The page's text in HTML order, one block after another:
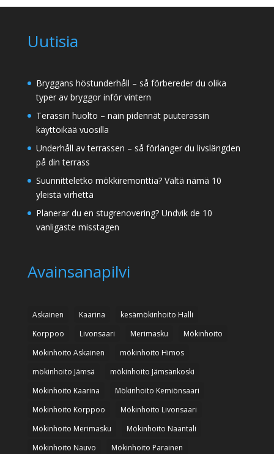
Uutisia
Bryggans höstunderhåll – så förbereder du olika
typer av bryggor inför vintern
Terassin huolto – näin pidennät puuterassin
käyttöikää vuosilla
Underhåll av terrassen – så förlänger du livslängden
på din terrass
Suunnitteletko mökkiremonttia? Vältä nämä 10
yleistä virhettä
Planerar du en stugrenovering? Undvik de 10
vanligaste misstagen
Avainsanapilvi
Askainen Kaarina
kesämökinhoito Halli
Korppoo
Livonsaari Merimasku
Mökinhoito
Mökinhoito Askainen
mökinhoito Himos
mökinhoito Jämsä
mökinhoito Jämsänkoski
Mökinhoito Kaarina
Mökinhoito Kemiönsaari
Mökinhoito Korppoo
Mökinhoito Livonsaari
Mökinhoito Merimasku
Mökinhoito Naantali
Mökinhoito Nauvo
Mökinhoito Parainen